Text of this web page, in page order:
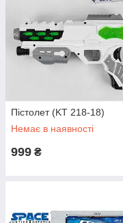
Пістолет (KT 218-18)
Немає в наявності
999 ₴